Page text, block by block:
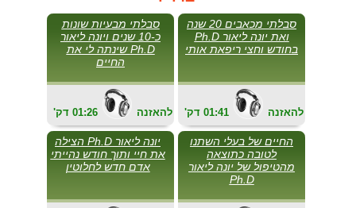
סבלתי מבעיות שונות
כ-10 שנים ויונה ליאור
Ph.D שינתה לי את
החיים
'דק 01:26 להאזנה
סבלתי מכאבים 20 שנה
ואת יונה ליאור Ph.D
בחודש וחצי ריפאת אותי
'דק 01:41 להאזנה
יונה ליאור Ph.D הצילה
את חיי ותוך חודש נהייתי
אדם חדש לחלוטין
החיים של בעלי השתנו
לטובה כתוצאה
מהטיפול של יונה ליאור
Ph.D